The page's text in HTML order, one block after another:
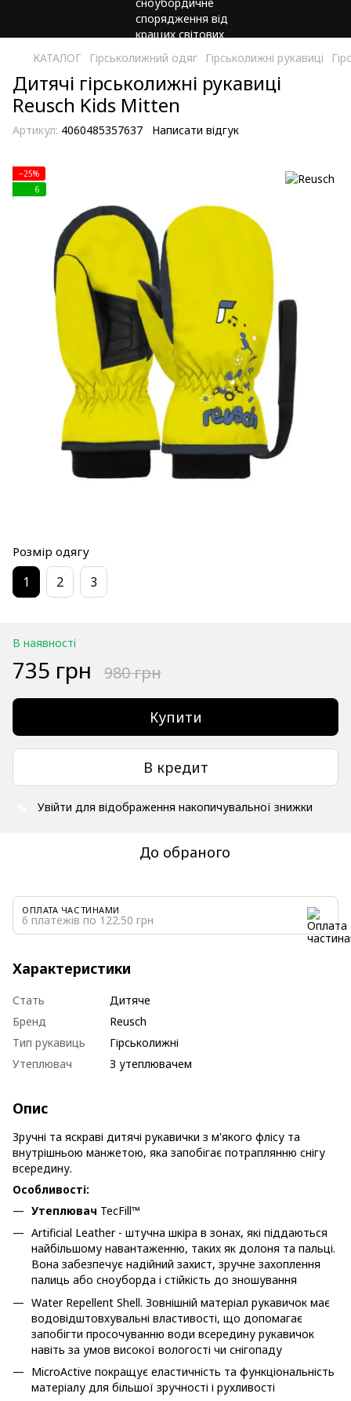
КАТАЛОГ Гірськолижний одяг Гірськолижні рукавиці
Дитячі гірськолижні рукавиці
Reusch Kids Mitten
Артикул: 4060485357637 Написати відгук
−25%
6
Розмір одягу
1 2 3
В наявності
735 грн 980 грн
Купити
В кредит
Увійти для відображення накопичувальної знижки
До обраного
ОПЛАТА ЧАСТИНАМИ
6 платежів по 122.50 грн
Характеристики
Стать
Дитяче
Бренд
Reusch
Тип рукавиць
Гірськолижні
Утеплювач
З утеплювачем
Опис
Зручні та яскраві дитячі рукавички з м'якого флісу та
внутрішньою манжетою, яка запобігає потраплянню снігу
всередину.
Особливості:
Утеплювач TecFill™
Artificial Leather - штучна шкіра в зонах, які піддаються
найбільшому навантаженню, таких як долоня та пальці.
Вона забезпечує надійний захист, зручне захоплення
палиць або сноуборда і стійкість до зношування
Water Repellent Shell. Зовнішній матеріал рукавичок має
водовідштовхувальні властивості, що допомагає
запобігти просочуванню води всередину рукавичок
навіть за умов високої вологості чи снігопаду
MicroActive покращує еластичність та функціональність
матеріалу для більшої зручності і рухливості